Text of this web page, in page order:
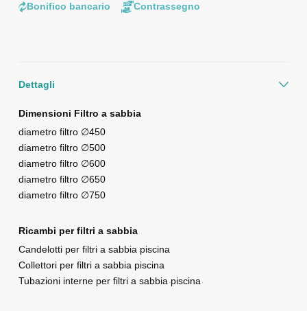
Bonifico bancario Contrassegno
Dettagli
Dimensioni Filtro a sabbia
diametro filtro ∅450
diametro filtro ∅500
diametro filtro ∅600
diametro filtro ∅650
diametro filtro ∅750
Ricambi per filtri a sabbia
Candelotti per filtri a sabbia piscina
Collettori per filtri a sabbia piscina
Tubazioni interne per filtri a sabbia piscina